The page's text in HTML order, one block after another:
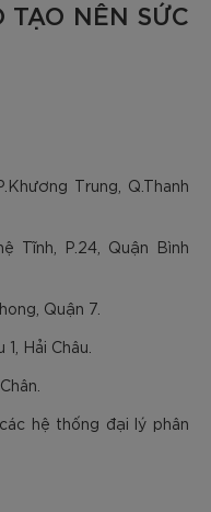
TẠO NÊN SỨC
Trung, Q.Thanh
Tĩnh, P.24, Quận Bình
Quận 7.
Hải Châu.
hệ thống đại lý phân